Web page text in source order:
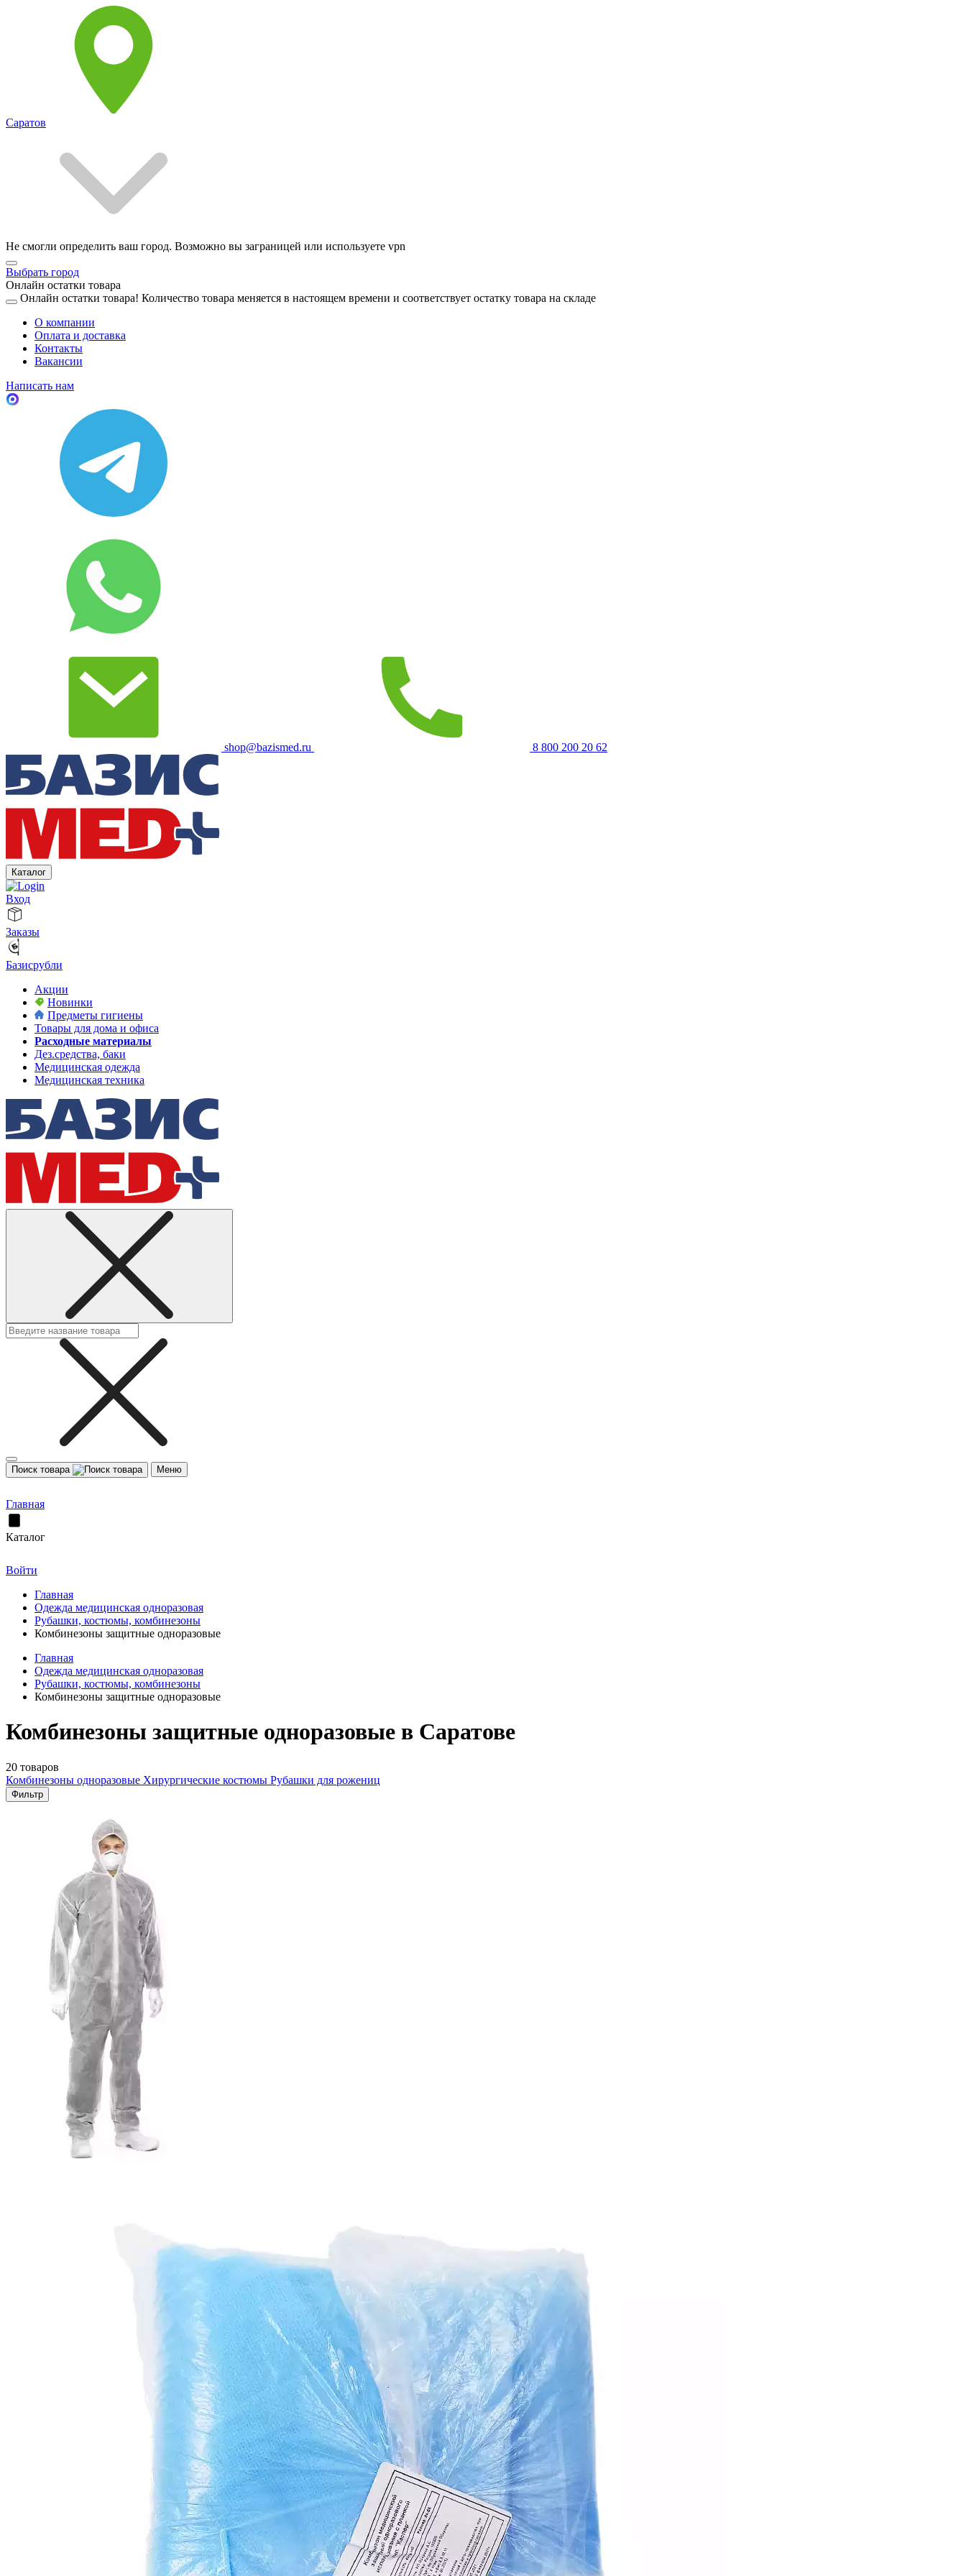
Саратов
Не смогли определить ваш город. Возможно вы заграницей или используете vpn
Выбрать город
Онлайн остатки товара
Онлайн остатки товара! Количество товара меняется в настоящем времени и соответствует остатку товара на складе
О компании
Оплата и доставка
Контакты
Вакансии
Написать нам
shop@bazismed.ru 8 800 200 20 62
Каталог
Вход
Заказы
Базисрубли
Акции
Новинки
Предметы гигиены
Товары для дома и офиса
Расходные материалы
Дез.средства, баки
Медицинская одежда
Медицинская техника
Поиск товара Меню
Главная
Каталог
Войти
Главная
Одежда медицинская одноразовая
Рубашки, костюмы, комбинезоны
Комбинезоны защитные одноразовые
Главная
Одежда медицинская одноразовая
Рубашки, костюмы, комбинезоны
Комбинезоны защитные одноразовые
Комбинезоны защитные одноразовые в Саратове
20 товаров
Комбинезоны одноразовые Хирургические костюмы Рубашки для рожениц
Фильтр